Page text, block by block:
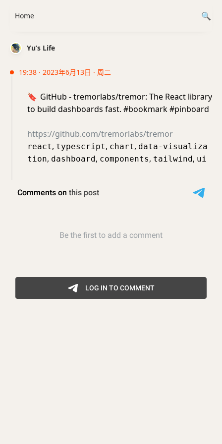
Yu’s Life
19:38 · 2023年6月13日 · 周二
🔖 GitHub - tremorlabs/tremor: The React library
to build dashboards fast. #bookmark #pinboard
https://github.com/tremorlabs/tremor
react, typescript, chart, data-visualiza
tion, dashboard, components, tailwind, ui
Home